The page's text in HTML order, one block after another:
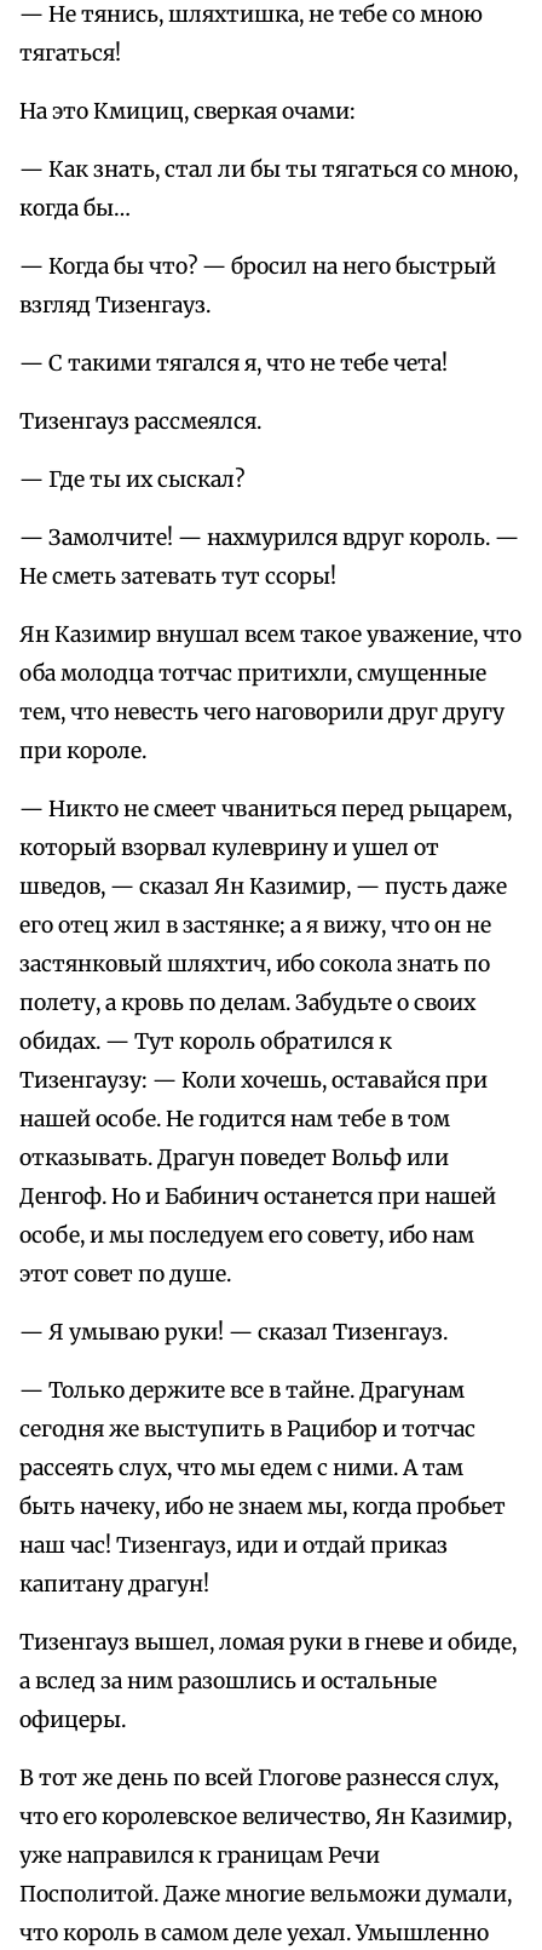
— Не тянись, шляхтишка, не тебе со мною
тягаться!
На это Кмициц, сверкая очами:
— Как знать, стал ли бы ты тягаться со мною,
когда бы…
— Когда бы что? — бросил на него быстрый
взгляд Тизенгауз.
— С такими тягался я, что не тебе чета!
Тизенгауз рассмеялся.
— Где ты их сыскал?
— Замолчите! — нахмурился вдруг король. —
Не сметь затевать тут ссоры!
Ян Казимир внушал всем такое уважение, что
оба молодца тотчас притихли, смущенные
тем, что невесть чего наговорили друг другу
при короле.
— Никто не смеет чваниться перед рыцарем,
который взорвал кулеврину и ушел от
шведов, — сказал Ян Казимир, — пусть даже
его отец жил в застянке; а я вижу, что он не
застянковый шляхтич, ибо сокола знать по
полету, а кровь по делам. Забудьте о своих
обидах. — Тут король обратился к
Тизенгаузу: — Коли хочешь, оставайся при
нашей особе. Не годится нам тебе в том
отказывать. Драгун поведет Вольф или
Денгоф. Но и Бабинич останется при нашей
особе, и мы последуем его совету, ибо нам
этот совет по душе.
— Я умываю руки! — сказал Тизенгауз.
— Только держите все в тайне. Драгунам
сегодня же выступить в Рацибор и тотчас
рассеять слух, что мы едем с ними. А там
быть начеку, ибо не знаем мы, когда пробьет
наш час! Тизенгауз, иди и отдай приказ
капитану драгун!
Тизенгауз вышел, ломая руки в гневе и обиде,
а вслед за ним разошлись и остальные
офицеры.
В тот же день по всей Глогове разнесся слух,
что его королевское величество, Ян Казимир,
уже направился к границам Речи
Посполитой. Даже многие вельможи думали,
что король в самом деле уехал. Умышленно